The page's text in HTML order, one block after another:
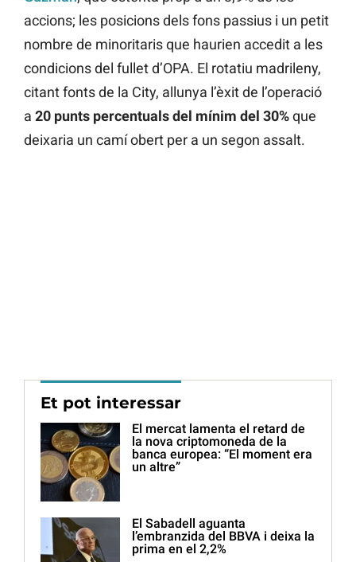
accions; les posicions dels fons passius i un petit
nombre de minoritaris que haurien accedit a les
condicions del fullet d’OPA. El rotatiu madrileny,
citant fonts de la City, allunya l’èxit de l’operació
a 20 punts percentuals del mínim del 30%que
deixaria un camí obert per a un segon assalt.
Et pot interessar
El mercat lamenta el retard de
la nova criptomoneda de la
banca europea: “El moment era
un altre”
El Sabadell aguanta
l’embranzida del BBVA i deixa la
prima en el 2,2%